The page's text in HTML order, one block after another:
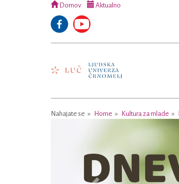
Domov Aktualno
Nahajate se Home Kultura za mlade